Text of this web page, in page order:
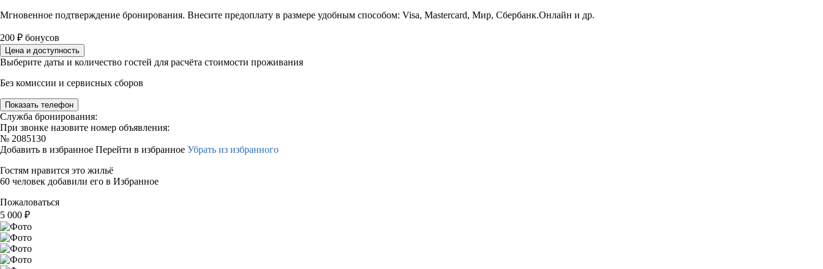
Мгновенное подтверждение бронирования. Внесите предоплату в размере удобным способом: Visa, Mastercard, Мир, Сбербанк.Онлайн и др.
200 ₽ бонусов
Цена и доступность
Выберите даты и количество гостей для расчёта стоимости проживания
Без комиссии и сервисных сборов
Показать телефон
Служба бронирования:
При звонке назовите номер объявления:
№ 2085130
Добавить в избранное Перейти в избранное Убрать из избранного
Гостям нравится это жильё
60 человек добавили его в Избранное
Пожаловаться
5 000 ₽